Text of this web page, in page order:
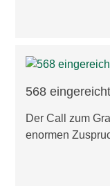
568
Der Call zum
enormen